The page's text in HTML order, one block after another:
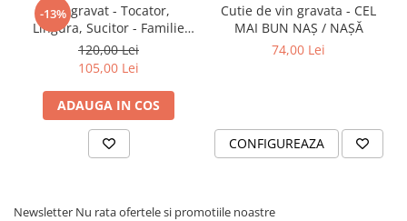
-13%
Set gravat - Tocator,
Lingura, Sucitor - Familie
Fericita
120,00 Lei
105,00 Lei
ADAUGA IN COS
Cutie de vin gravata - CEL
MAI BUN NAŞ / NAŞĂ
74,00 Lei
CONFIGUREAZA
Newsletter Nu rata ofertele si promotiile noastre